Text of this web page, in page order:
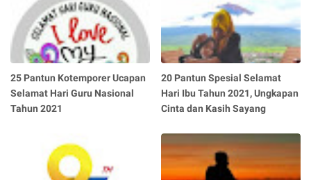
25 Pantun Kotemporer Ucapan
Selamat Hari Guru Nasional
Tahun 2021
20 Pantun Spesial Selamat
Hari Ibu Tahun 2021, Ungkapan
Cinta dan Kasih Sayang